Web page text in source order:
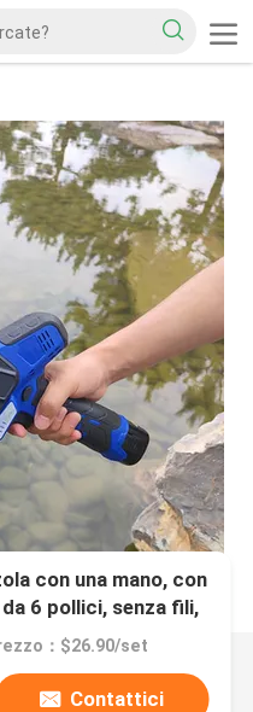
con una mano, con
6 pollici, senza fili,
：$26.90/set
Contattici